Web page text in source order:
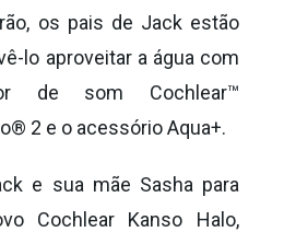
os pais de Jack estão
lo aproveitar a água com
de som Cochlear™
2 e o acessório Aqua+.
e sua mãe Sasha para
Cochlear Kanso Halo,